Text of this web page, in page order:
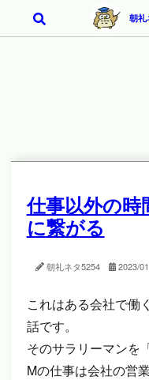
朝
仕事以外の
に繋がる
朝礼ネタ5254 2023/
これはある会社で働
話です。
そのサラリーマンを
Mの仕事は会社の営業